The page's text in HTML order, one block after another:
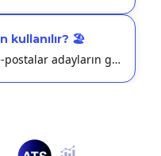
kullanılır? 🏖️
Tatil günlerinde gönderilen e-postalar adayların gözünden kaçabilir. Hiroo ile bunu engelleyebilirsiniz.